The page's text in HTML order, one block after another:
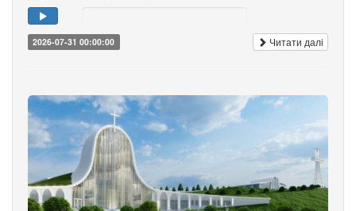
2026-07-31 00:00:00 Читати далі